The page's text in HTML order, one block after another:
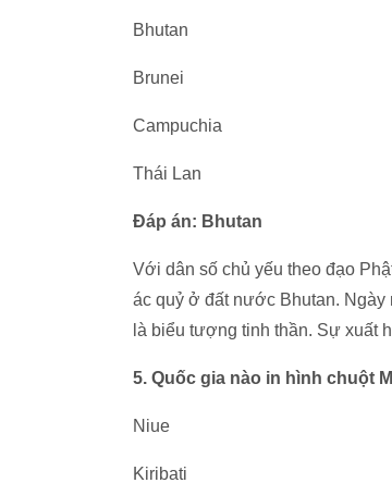
Bhutan
Brunei
Campuchia
Thái Lan
Đáp án: Bhutan
Với dân số chủ yếu theo đạo
ác quỷ ở đất nước Bhutan.
là biểu tượng tinh thần. Sự xuất
5. Quốc gia nào in hình chuột
Niue
Kiribati